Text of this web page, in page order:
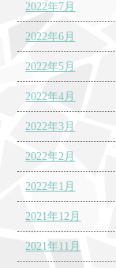
2022年7月
2022年6月
2022年5月
2022年4月
2022年3月
2022年2月
2022年1月
2021年12月
2021年11月